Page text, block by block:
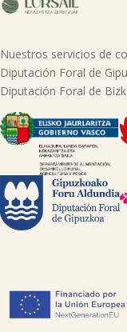
Nuestros servicios de
Diputación Foral de
Diputación Foral de